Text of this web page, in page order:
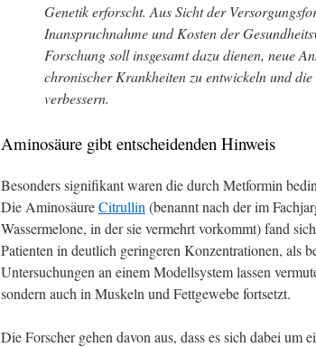
Genetik erforscht. Aus Sicht der
Inanspruchnahme und Kosten der
Forschung soll insgesamt dazu dienen, neue
chronischer Krankheiten zu entwickeln und
verbessern.
Aminosäure gibt entscheidenden Hinweis
Besonders signifikant waren die durch Metformin
Die AminosäureCitrullin (benannt nach der im
Wassermelone, in der sie vermehrt vorkommt) fand
Patienten in deutlich geringeren Konzentrationen, als
Untersuchungen an einem Modellsystem lassen
sondern auch in Muskeln und Fettgewebe fortsetzt.
Die Forscher gehen davon aus, dass es sich dabei um